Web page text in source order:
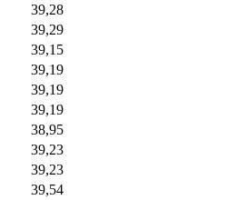
39,28
39,29
39,15
39,19
39,19
39,19
38,95
39,23
39,23
39,54